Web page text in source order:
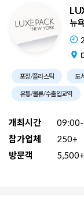
뉴
포장/플라스틱 도
유통/물류/수출입교역
개최시간
참가업체
250+
방문객
5,500+